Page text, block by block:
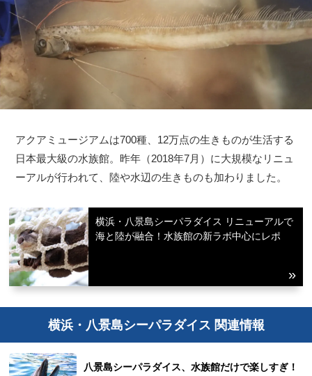
アクアミュージアムは700種、12万点の生きものが生活する
日本最大級の水族館。昨年（2018年7月）に大規模なリニュ
ーアルが行われて、陸や水辺の生きものも加わりました。
横浜・八景島シーパラダイス リニューアルで
海と陸が融合！水族館の新ラボ中心にレポ
横浜・八景島シーパラダイス 関連情報
八景島シーパラダイス、水族館だけで楽しすぎ！